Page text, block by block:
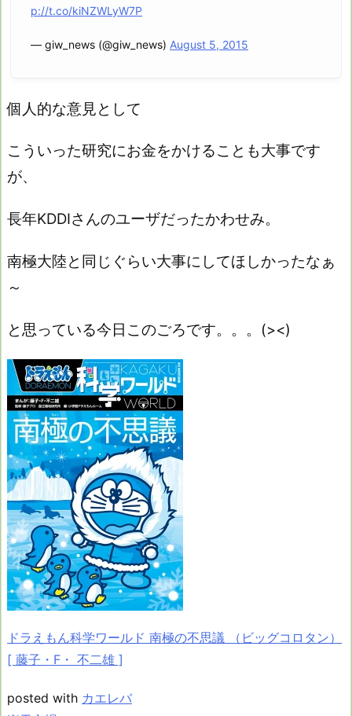
p://t.co/kiNZWLyW7P
— giw_news (@giw_news) August 5, 2015
個人的な意見として
こういった研究にお金をかけることも大事です
が、
長年KDDIさんのユーザだったかわせみ。
南極大陸と同じぐらい大事にしてほしかったなぁ
～
と思っている今日このごろです。。。(><)
ドラえもん科学ワールド 南極の不思議 （ビッグコロタン）
[ 藤子・F・ 不二雄 ]
posted with カエレバ